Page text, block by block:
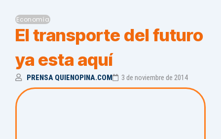
Economía
El transporte del futuro
ya esta aquí
PRENSA QUIENOPINA.COM 3 de noviembre de 2014